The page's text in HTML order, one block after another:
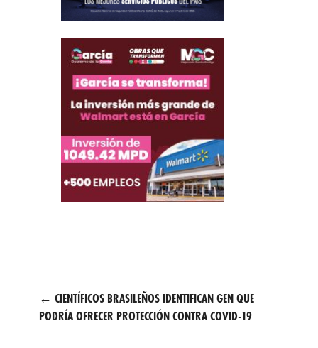
Post
navigation
← CIENTÍFICOS BRASILEÑOS IDENTIFICAN GEN QUE
PODRÍA OFRECER PROTECCIÓN CONTRA COVID-19